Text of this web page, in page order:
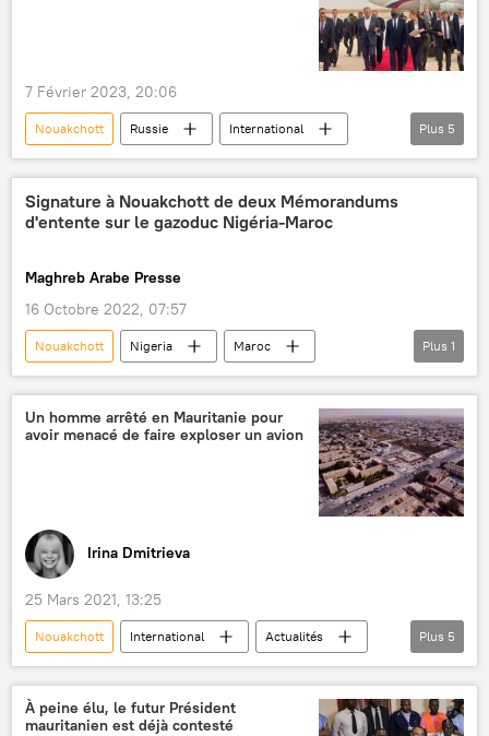
7 Février 2023, 20:06
Nouakchott Russie
International
Mauritanie
Sergueï Lavrov
ministère russe des Affaires étrangères
G5 Sahel
Afrique subsaharienne
Plus 5
Signature à Nouakchott de deux Mémorandums
d'entente sur le gazoduc Nigéria-Maroc
Maghreb Arabe Presse
16 Octobre 2022, 07:57
Nouakchott Nigeria
Maroc
Maghreb
Plus 1
Un homme arrêté en Mauritanie pour
avoir menacé de faire exploser un avion
Irina Dmitrieva
25 Mars 2021, 13:25
Nouakchott International
Actualités
Mauritanie
avion
aéroport
détournement d'avion
Afrique
Plus 5
À peine élu, le futur Président
mauritanien est déjà contesté